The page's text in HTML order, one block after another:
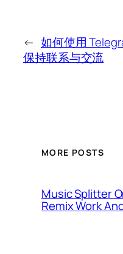
← 如何使用
保持联系与交流
MORE POSTS
Music Splitter
Remix Work